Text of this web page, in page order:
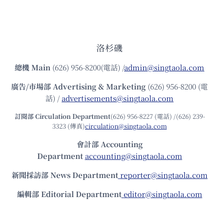
洛杉磯
總機Main (626) 956-8200(電話) /admin@singtaola.com
廣告/市場部Advertising & Marketing (626) 956-8200 (電
話) /advertisements@singtaola.com
訂閱部 Circulation Department(626) 956-8227 (電話) /(626) 239-
3323 (傳真)circulation@singtaola.com
會計部 Accounting
Department accounting@singtaola.com
新聞採訪部 News Department reporter@singtaola.com
編輯部 Editorial Department editor@singtaola.com